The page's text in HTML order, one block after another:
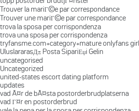
Trouver la mariГ©e par correspondance
Trouver une mariГ©e par correspondance
trova la sposa per corrispondenza
trova una sposa per corrispondenza
tryfansme.com+category+mature onlyfans
UluslararasД± Posta SipariЕџi Gelin
uncategorised
Uncategorized
united-states escort dating platform
updates
vad Ã¤r de bÃ¤sta postorderbrudplatserna
vad Г¤r en postorderbrud